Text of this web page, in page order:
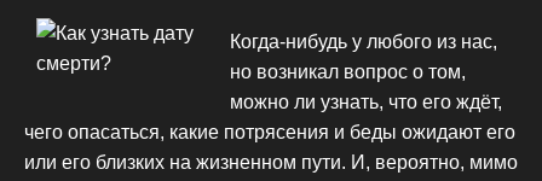
Когда-нибудь у любого из нас,
но возникал вопрос о том,
можно ли узнать, что его ждёт,
чего опасаться, какие потрясения и беды ожидают его
или его близких на жизненном пути. И, вероятно, мимо